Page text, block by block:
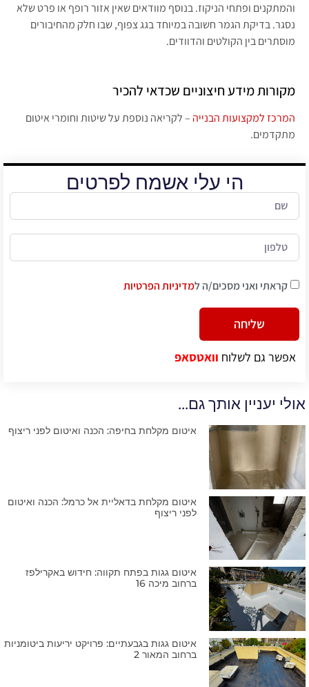
והמתקנים ופתחי הניקוז. בנוסף מוודאים שאין אזור רופף או פרט שלא
נסגר. בדיקת הגמר חשובה במיוחד בגג צפוף, שבו חלק מהחיבורים
מוסתרים בין הקולטים והדוודים.
מקורות מידע חיצוניים שכדאי להכיר
המרכז למקצועות הבנייה – לקריאה נוספת על שיטות וחומרי איטום
מתקדמים.
הי עלי אשמח לפרטים
קראתי ואני מסכים/ה למדיניות הפרטיות
שליחה
Alternative:
אפשר גם לשלוח וואטסאפ
אולי יעניין אותך גם...
איטום מקלחת בחיפה: הכנה ואיטום לפני ריצוף
איטום מקלחת בדאליית אל כרמל: הכנה ואיטום
לפני ריצוף
איטום גגות בפתח תקווה: חידוש באקרילפז
ברחוב מיכה 16
איטום גגות בגבעתיים: פרויקט יריעות ביטומניות
ברחוב המאור 2